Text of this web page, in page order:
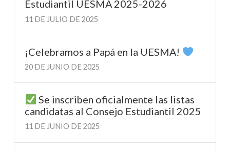
Estudiantil UESMA 2025-2026
11 DE JULIO DE 2025
¡Celebramos a Papá en la UESMA!
20 DE JUNIO DE 2025
Se inscriben oficialmente las listas
candidatas al Consejo Estudiantil 2025
11 DE JUNIO DE 2025